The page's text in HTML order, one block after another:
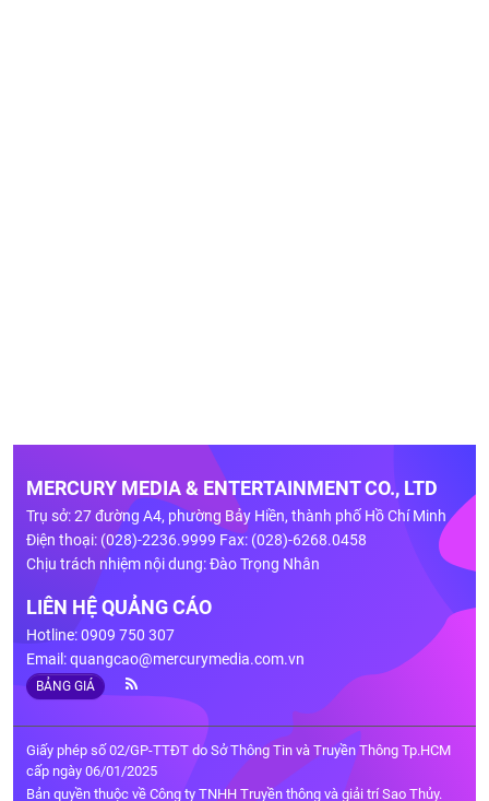
MERCURY MEDIA & ENTERTAINMENT CO., LTD
Trụ sở: 27 đường A4, phường Bảy Hiền, thành phố Hồ Chí Minh
Điện thoại: (028)-2236.9999 Fax: (028)-6268.0458
Chịu trách nhiệm nội dung: Đào Trọng Nhân
LIÊN HỆ QUẢNG CÁO
Hotline: 0909 750 307
Email:quangcao@mercurymedia.com.vn
BẢNG GIÁ
Giấy phép số 02/GP-TTĐT do Sở Thông Tin và Truyền Thông Tp.HCM
cấp ngày 06/01/2025
Bản quyền thuộc về Công ty TNHH Truyền thông và giải trí Sao Thủy.